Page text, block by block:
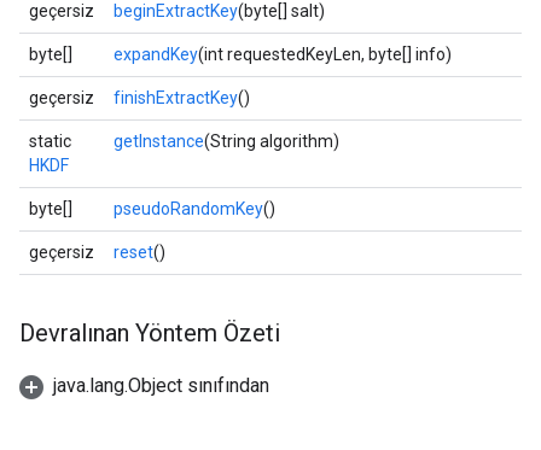
geçersiz beginExtractKey(byte[] salt)
byte[] expandKey(int requestedKeyLen, byte[] info)
geçersiz finishExtractKey()
static
HKDF
getInstance(String algorithm)
byte[] pseudoRandomKey()
geçersiz reset()
Devralınan Yöntem Özeti
java.lang.Object sınıfından